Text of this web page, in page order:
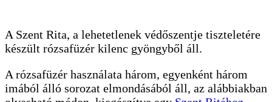
A Szent Rita, a lehetetlenek védőszentje tiszteletére
készült rózsafüzér kilenc gyöngyből áll.
A rózsafüzér használata három, egyenként három
imából álló sorozat elmondásából áll, az alábbiakban